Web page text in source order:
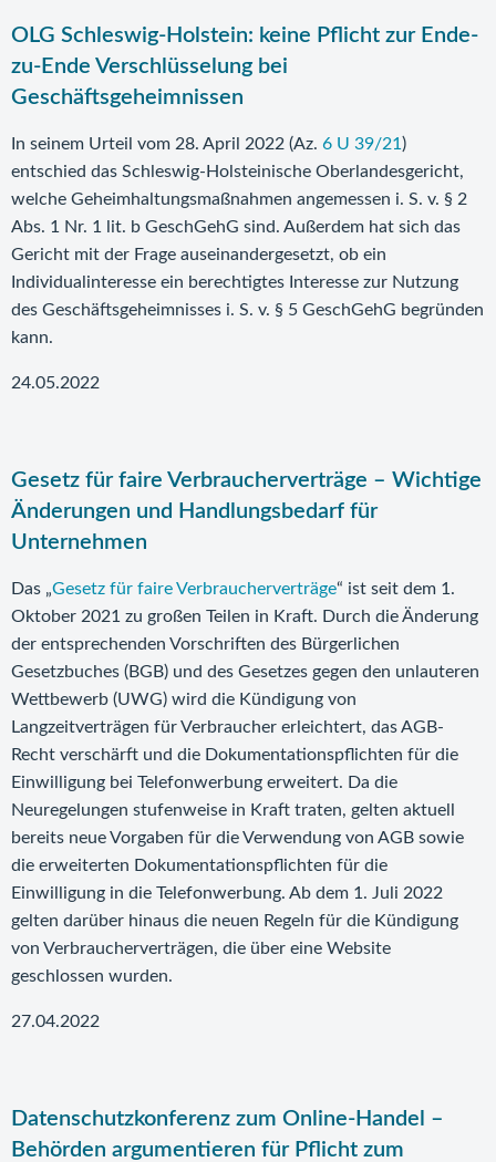
OLG Schleswig-Holstein: keine Pflicht zur Ende-
zu-Ende Verschlüsselung bei
Geschäftsgeheimnissen
In seinem Urteil vom 28. April 2022 (Az. 6 U 39/21 )
entschied das Schleswig-Holsteinische Oberlandesgericht,
welche Geheimhaltungsmaßnahmen angemessen i. S. v. § 2
Abs. 1 Nr. 1 lit. b GeschGehG sind. Außerdem hat sich das
Gericht mit der Frage auseinandergesetzt, ob ein
Individualinteresse ein berechtigtes Interesse zur Nutzung
des Geschäftsgeheimnisses i. S. v. § 5 GeschGehG begründen
kann.
24.05.2022
Gesetz für faire Verbraucherverträge – Wichtige
Änderungen und Handlungsbedarf für
Unternehmen
Das „Gesetz für faire Verbraucherverträge“ ist seit dem 1.
Oktober 2021 zu großen Teilen in Kraft. Durch die Änderung
der entsprechenden Vorschriften des Bürgerlichen
Gesetzbuches (BGB) und des Gesetzes gegen den unlauteren
Wettbewerb (UWG) wird die Kündigung von
Langzeitverträgen für Verbraucher erleichtert, das AGB-
Recht verschärft und die Dokumentationspflichten für die
Einwilligung bei Telefonwerbung erweitert. Da die
Neuregelungen stufenweise in Kraft traten, gelten aktuell
bereits neue Vorgaben für die Verwendung von AGB sowie
die erweiterten Dokumentationspflichten für die
Einwilligung in die Telefonwerbung. Ab dem 1. Juli 2022
gelten darüber hinaus die neuen Regeln für die Kündigung
von Verbraucherverträgen, die über eine Website
geschlossen wurden.
27.04.2022
Datenschutzkonferenz zum Online-Handel –
Behörden argumentieren für Pflicht zum